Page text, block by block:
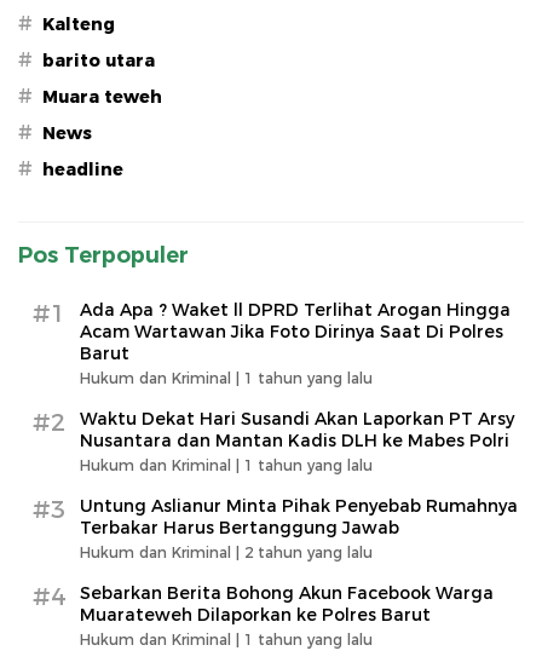
# Kalteng
# barito utara
# Muara teweh
# News
# headline
Pos Terpopuler
#1
Ada Apa ? Waket ll DPRD Terlihat Arogan Hingga
Acam Wartawan Jika Foto Dirinya Saat Di Polres
Barut
Hukum dan Kriminal | 1 tahun yang lalu
#2
Waktu Dekat Hari Susandi Akan Laporkan PT Arsy
Nusantara dan Mantan Kadis DLH ke Mabes Polri
Hukum dan Kriminal | 1 tahun yang lalu
#3
Untung Aslianur Minta Pihak Penyebab Rumahnya
Terbakar Harus Bertanggung Jawab
Hukum dan Kriminal | 2 tahun yang lalu
#4
Sebarkan Berita Bohong Akun Facebook Warga
Muarateweh Dilaporkan ke Polres Barut
Hukum dan Kriminal | 1 tahun yang lalu